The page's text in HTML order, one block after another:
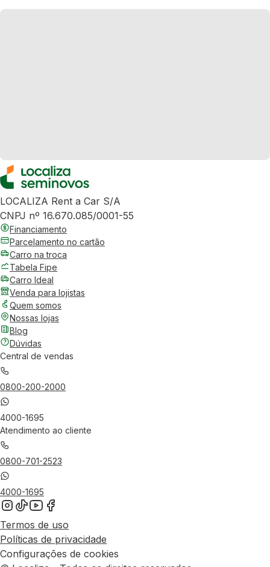
LOCALIZA Rent a Car S/A
CNPJ nº 16.670.085/0001-55
Financiamento
Parcelamento no cartão
Carro na troca
Tabela Fipe
Carro Ideal
Venda para lojistas
Quem somos
Nossas lojas
Blog
Dúvidas
Central de vendas
0800-200-2000
4000-1695
Atendimento ao cliente
0800-701-2523
4000-1695
Termos de uso
Políticas de privacidade
Configurações de cookies